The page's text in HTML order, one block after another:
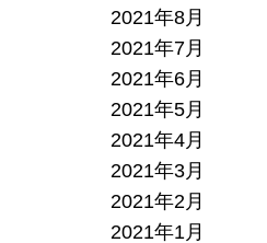
2021年8月
2021年7月
2021年6月
2021年5月
2021年4月
2021年3月
2021年2月
2021年1月